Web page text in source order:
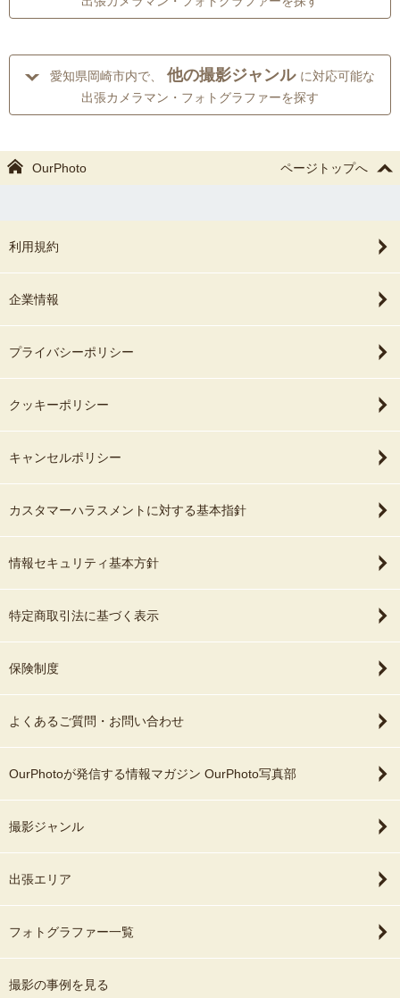
愛知県岡崎市内で、 他の撮影ジャンル に対応可能な
出張カメラマン・フォトグラファーを探す
OurPhoto ページトップへ
利用規約
企業情報
プライバシーポリシー
クッキーポリシー
キャンセルポリシー
カスタマーハラスメントに対する基本指針
情報セキュリティ基本方針
特定商取引法に基づく表示
保険制度
よくあるご質問・お問い合わせ
OurPhotoが発信する情報マガジン OurPhoto写真部
撮影ジャンル
出張エリア
フォトグラファー一覧
撮影の事例を見る